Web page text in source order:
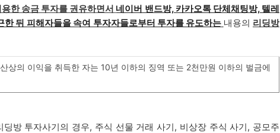
한 송금 투자를 권유하면서 네이버 밴드방, 카카오톡 단체채팅방, 텔레
뒤 피해자들을 속여 투자자들로부터 투자를 유도하는 내용의 리딩방
의 이익을 취득한 자는 10년 이하의 징역 또는 2천만원 이하의 벌금에
방 투자사기의 경우, 주식 선물 거래 사기, 비상장 주식 사기, 공모주